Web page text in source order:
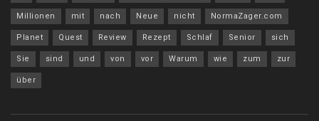
Millionen mit nach Neue nicht NormaZager.com
Planet Quest Review Rezept Schlaf Senior sich
Sie sind und von vor Warum wie zum zur
über